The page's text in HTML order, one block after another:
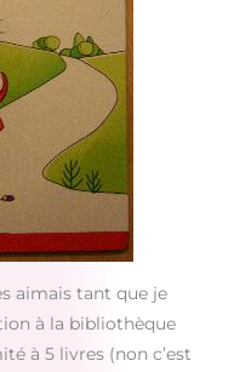
aimais tant que je
à la bibliothèque
à 5 livres (non c’est